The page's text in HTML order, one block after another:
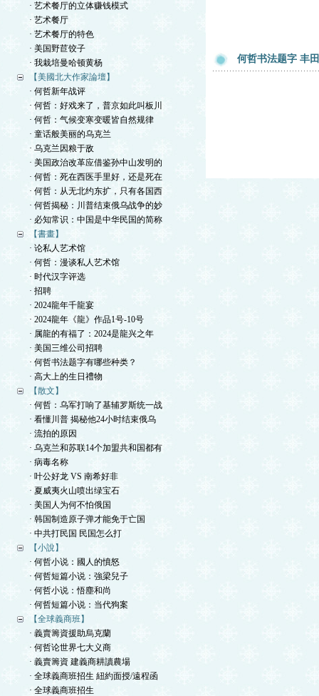
· 艺术餐厅的立体赚钱模式
· 艺术餐厅
· 艺术餐厅的特色
· 美国野苣饺子
· 我栽培曼哈顿黄杨
【美國北大作家論壇】
· 何哲新年战评
· 何哲：好戏来了，普京如此叫板川
· 何哲：气候变寒变暖皆自然规律
· 童话般美丽的乌克兰
· 乌克兰因粮于敌
· 美国政治改革应借鉴孙中山发明的
· 何哲：死在西医手里好，还是死在
· 何哲：从无北约东扩，只有各国西
· 何哲揭秘：川普结束俄乌战争的妙
· 必知常识：中国是中华民国的简称
【書畫】
· 论私人艺术馆
· 何哲：漫谈私人艺术馆
· 时代汉字评选
· 招聘
· 2024龍年千龍宴
· 2024龍年《龍》作品1号-10号
· 属龍的有福了：2024是龍兴之年
· 美国三维公司招聘
· 何哲书法题字有哪些种类？
· 高大上的生日禮物
【散文】
· 何哲：乌军打响了基辅罗斯统一战
· 看懂川普 揭秘他24小时结束俄乌
· 流拍的原因
· 乌克兰和苏联14个加盟共和国都有
· 病毒名称
· 叶公好龙 VS 南希好非
· 夏威夷火山喷出绿宝石
· 美国人为何不怕俄国
· 韩国制造原子弹才能免于亡国
· 中共打民国 民国怎么打
【小說】
· 何哲小说：國人的憤怒
· 何哲短篇小说：強梁兒子
· 何哲小说：悟塵和尚
· 何哲短篇小说：当代狗案
【全球義商班】
· 義賣籌資援助烏克蘭
· 何哲论世界七大义商
· 義賣籌資 建義商耕讀農場
· 全球義商班招生 紐約面授/遠程函
· 全球義商班招生
何哲书法题字 丰